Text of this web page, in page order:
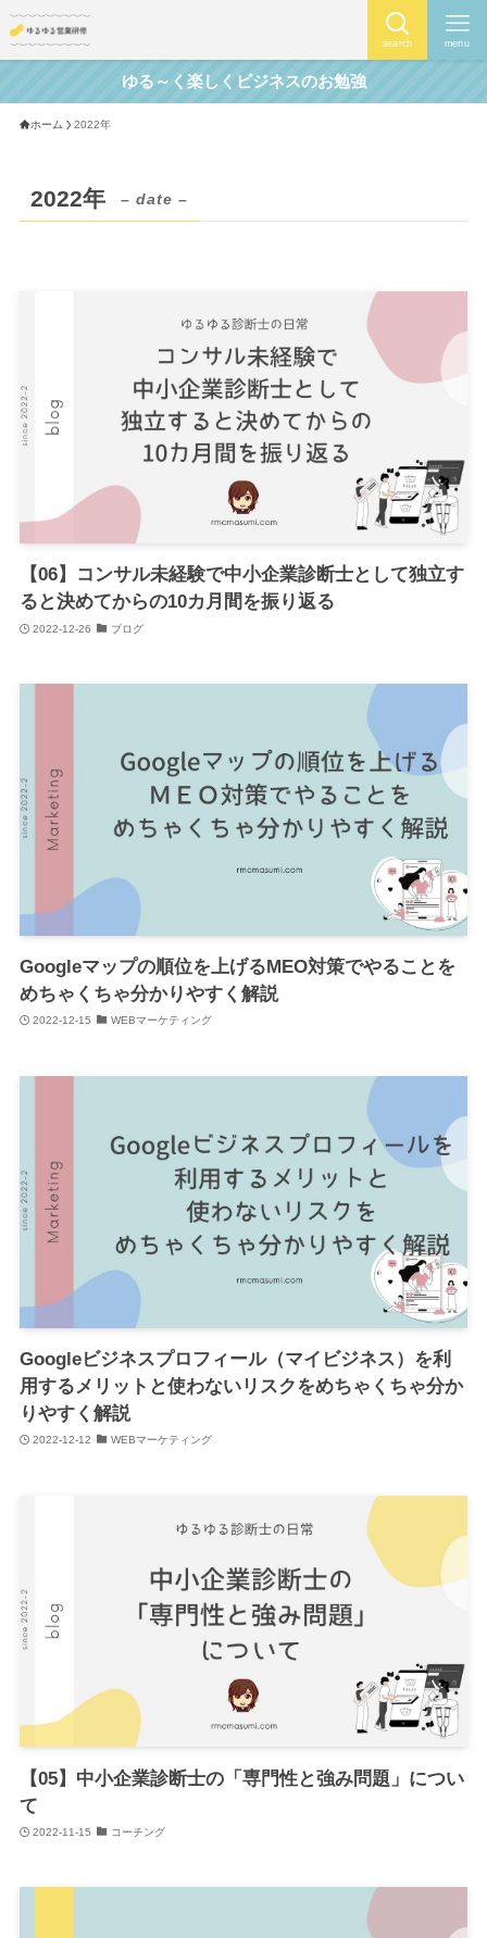
search menu
ゆる～く楽しくビジネスのお勉強
ホーム 2022年
2022年 – date –
【06】コンサル未経験で中小企業診断士として独立す
ると決めてからの10カ月間を振り返る
2022-12-26 ブログ
Googleマップの順位を上げるMEO対策でやることを
めちゃくちゃ分かりやすく解説
2022-12-15 WEBマーケティング
Googleビジネスプロフィール（マイビジネス）を利
用するメリットと使わないリスクをめちゃくちゃ分か
りやすく解説
2022-12-12 WEBマーケティング
【05】中小企業診断士の「専門性と強み問題」につい
て
2022-11-15 コーチング